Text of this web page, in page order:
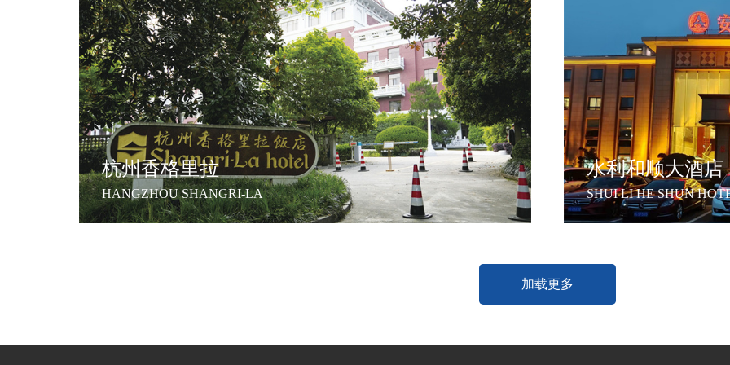
杭州香格里拉
HANGZHOU SHANGRI-LA
水利和顺大酒店
SHUI LI HE SHUN
加载更多